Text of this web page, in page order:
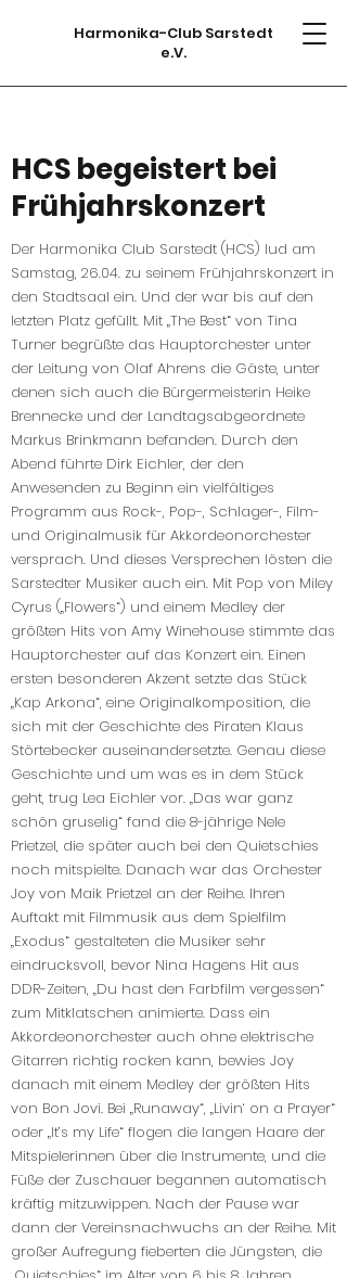
Harmonika-Club Sarstedt
e.V.
HCS begeistert bei
Frühjahrskonzert
Der Harmonika Club Sarstedt (HCS) lud am
Samstag, 26.04. zu seinem Frühjahrskonzert in
den Stadtsaal ein. Und der war bis auf den
letzten Platz gefüllt. Mit „The Best“ von Tina
Turner begrüßte das Hauptorchester unter
der Leitung von Olaf Ahrens die Gäste, unter
denen sich auch die Bürgermeisterin Heike
Brennecke und der Landtagsabgeordnete
Markus Brinkmann befanden. Durch den
Abend führte Dirk Eichler, der den
Anwesenden zu Beginn ein vielfältiges
Programm aus Rock-, Pop-, Schlager-, Film-
und Originalmusik für Akkordeonorchester
versprach. Und dieses Versprechen lösten die
Sarstedter Musiker auch ein. Mit Pop von Miley
Cyrus („Flowers“) und einem Medley der
größten Hits von Amy Winehouse stimmte das
Hauptorchester auf das Konzert ein. Einen
ersten besonderen Akzent setzte das Stück
„Kap Arkona“, eine Originalkomposition, die
sich mit der Geschichte des Piraten Klaus
Störtebecker auseinandersetzte. Genau diese
Geschichte und um was es in dem Stück
geht, trug Lea Eichler vor. „Das war ganz
schön gruselig“ fand die 8-jährige Nele
Prietzel, die später auch bei den Quietschies
noch mitspielte. Danach war das Orchester
Joy von Maik Prietzel an der Reihe. Ihren
Auftakt mit Filmmusik aus dem Spielfilm
„Exodus“ gestalteten die Musiker sehr
eindrucksvoll, bevor Nina Hagens Hit aus
DDR-Zeiten, „Du hast den Farbfilm vergessen“
zum Mitklatschen animierte. Dass ein
Akkordeonorchester auch ohne elektrische
Gitarren richtig rocken kann, bewies Joy
danach mit einem Medley der größten Hits
von Bon Jovi. Bei „Runaway“, „Livin‘ on a Prayer“
oder „It’s my Life“ flogen die langen Haare der
Mitspielerinnen über die Instrumente, und die
Füße der Zuschauer begannen automatisch
kräftig mitzuwippen. Nach der Pause war
dann der Vereinsnachwuchs an der Reihe. Mit
großer Aufregung fieberten die Jüngsten, die